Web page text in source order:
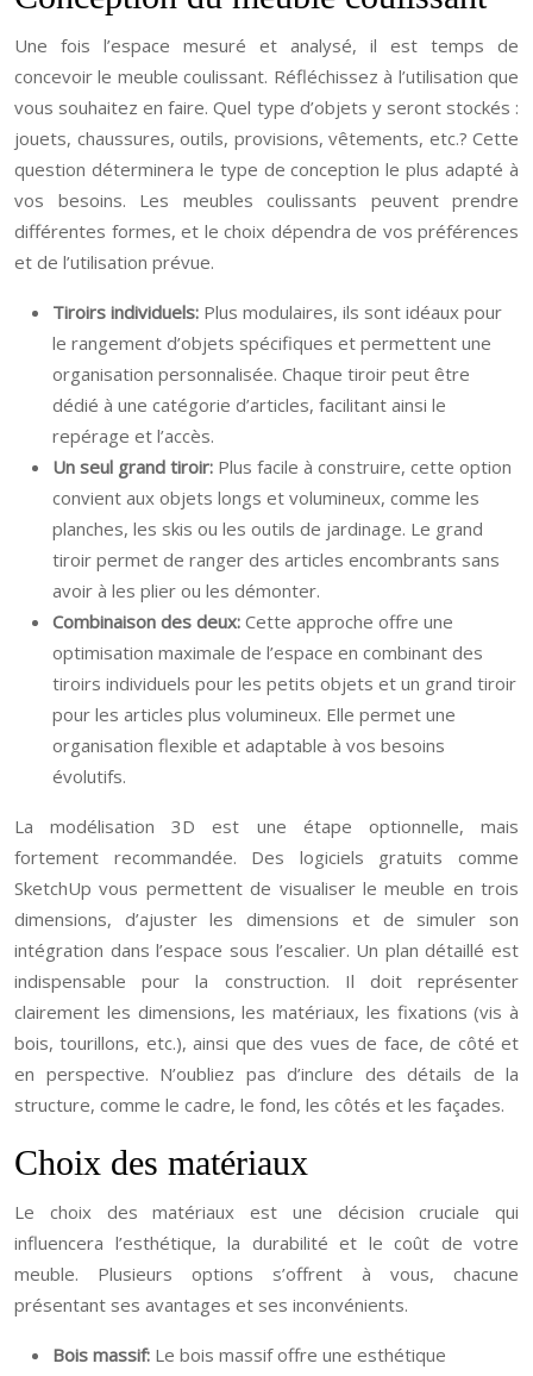
Une fois l’espace mesuré et analysé, il est temps de
concevoir le meuble coulissant. Réfléchissez à l’utilisation que
vous souhaitez en faire. Quel type d’objets y seront stockés :
jouets, chaussures, outils, provisions, vêtements, etc.? Cette
question déterminera le type de conception le plus adapté à
vos besoins. Les meubles coulissants peuvent prendre
différentes formes, et le choix dépendra de vos préférences
et de l’utilisation prévue.
Tiroirs individuels: Plus modulaires, ils sont idéaux pour
le rangement d’objets spécifiques et permettent une
organisation personnalisée. Chaque tiroir peut être
dédié à une catégorie d’articles, facilitant ainsi le
repérage et l’accès.
Un seul grand tiroir: Plus facile à construire, cette option
convient aux objets longs et volumineux, comme les
planches, les skis ou les outils de jardinage. Le grand
tiroir permet de ranger des articles encombrants sans
avoir à les plier ou les démonter.
Combinaison des deux: Cette approche offre une
optimisation maximale de l’espace en combinant des
tiroirs individuels pour les petits objets et un grand tiroir
pour les articles plus volumineux. Elle permet une
organisation flexible et adaptable à vos besoins
évolutifs.
La modélisation 3D est une étape optionnelle, mais
fortement recommandée. Des logiciels gratuits comme
SketchUp vous permettent de visualiser le meuble en trois
dimensions, d’ajuster les dimensions et de simuler son
intégration dans l’espace sous l’escalier. Un plan détaillé est
indispensable pour la construction. Il doit représenter
clairement les dimensions, les matériaux, les fixations (vis à
bois, tourillons, etc.), ainsi que des vues de face, de côté et
en perspective. N’oubliez pas d’inclure des détails de la
structure, comme le cadre, le fond, les côtés et les façades.
Choix des matériaux
Le choix des matériaux est une décision cruciale qui
influencera l’esthétique, la durabilité et le coût de votre
meuble. Plusieurs options s’offrent à vous, chacune
présentant ses avantages et ses inconvénients.
Bois massif: Le bois massif offre une esthétique